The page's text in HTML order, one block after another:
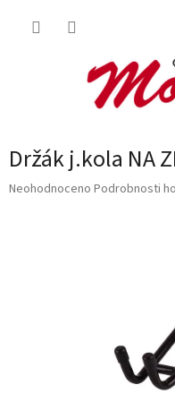
Držák j.kola NA
Průměrné
Neohodnoceno Podrobnosti